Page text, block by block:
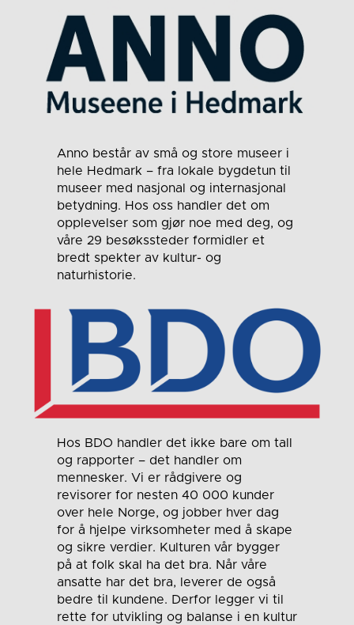
Anno består av små og store museer i
hele Hedmark – fra lokale bygdetun til
museer med nasjonal og internasjonal
betydning. Hos oss handler det om
opplevelser som gjør noe med deg, og
våre 29 besøkssteder formidler et
bredt spekter av kultur- og
naturhistorie.
Hos BDO handler det ikke bare om tall
og rapporter – det handler om
mennesker. Vi er rådgivere og
revisorer for nesten 40 000 kunder
over hele Norge, og jobber hver dag
for å hjelpe virksomheter med å skape
og sikre verdier. Kulturen vår bygger
på at folk skal ha det bra. Når våre
ansatte har det bra, leverer de også
bedre til kundene. Derfor legger vi til
rette for utvikling og balanse i en kultur